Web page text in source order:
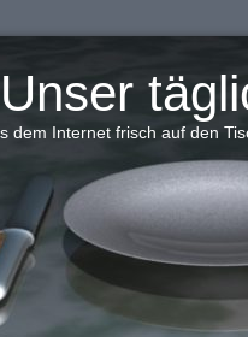
Unser
dem Internet frisch auf den